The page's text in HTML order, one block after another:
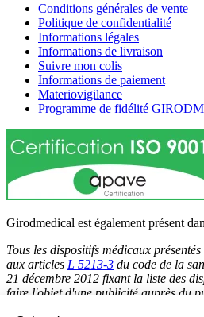
Conditions générales de vente
Politique de confidentialité
Informations légales
Informations de livraison
Suivre mon colis
Informations de paiement
Materiovigilance
Programme de fidélité
Girodmedical est également présent
Tous les dispositifs médicaux
aux articles L 5213-3 du code de la
21 décembre 2012 fixant la liste des
faire l'objet d'une publicité auprès du
du code de la santé publique.